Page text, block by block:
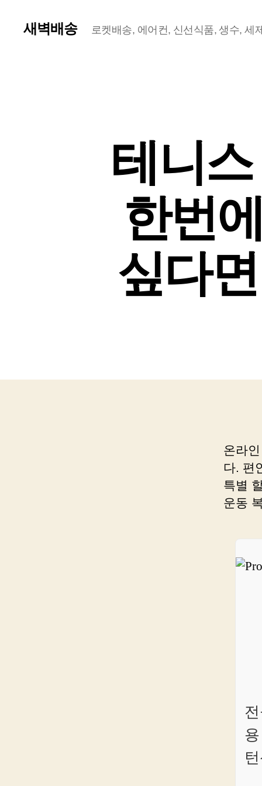
새벽배송 로켓배송, 에어컨, 신선식품, 생수, 세
테니
한번
싶다
온라
다. 편
특별
운동